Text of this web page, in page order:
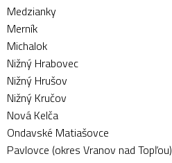
Medzianky
Merník
Michalok
Nižný Hrabovec
Nižný Hrušov
Nižný Kručov
Nová Kelča
Ondavské Matiašovce
Pavlovce (okres Vranov nad Topľou)